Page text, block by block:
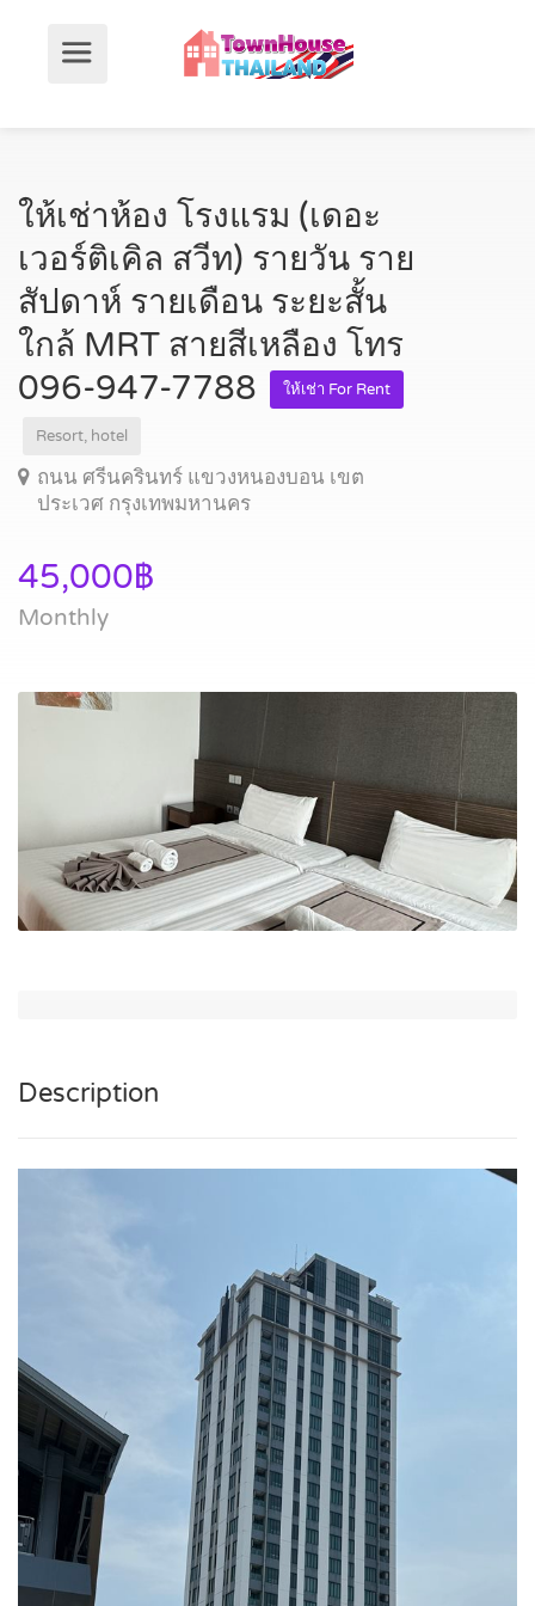
ให้เช่าห้อง โรงแรม (เดอะ
เวอร์ติเคิล สวีท) รายวัน ราย
สัปดาห์ รายเดือน ระยะสั้น
ใกล้ MRT สายสีเหลือง โทร
096-947-7788
ให้เช่า For Rent
Resort, hotel
ถนน ศรีนครินทร์ แขวงหนองบอน เขต
ประเวศ กรุงเทพมหานคร
45,000฿
Monthly
Description